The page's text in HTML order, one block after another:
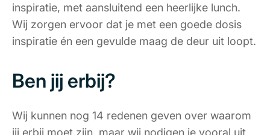
inspiratie, met aansluitend een heerlijke lunch.
Wij zorgen ervoor dat je met een goede dosis
inspiratie én een gevulde maag de deur uit loopt.
Ben jij erbij?
Wij kunnen nog 14 redenen geven over waarom
jij erbij moet zijn, maar wij nodigen je vooral uit